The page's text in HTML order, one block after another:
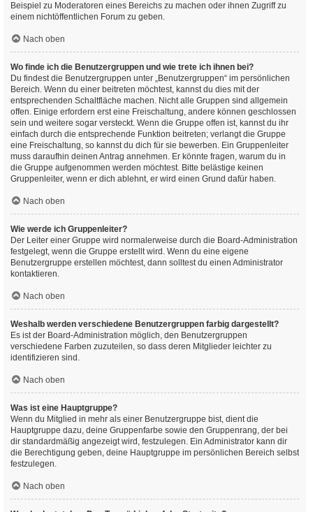
Beispiel zu Moderatoren eines Bereichs zu machen oder ihnen Zugriff zu
einem nichtöffentlichen Forum zu geben.
Nach oben
Wo finde ich die Benutzergruppen und wie trete ich ihnen bei?
Du findest die Benutzergruppen unter „Benutzergruppen“ im persönlichen
Bereich. Wenn du einer beitreten möchtest, kannst du dies mit der
entsprechenden Schaltfläche machen. Nicht alle Gruppen sind allgemein
offen. Einige erfordern erst eine Freischaltung, andere können geschlossen
sein und weitere sogar versteckt. Wenn die Gruppe offen ist, kannst du ihr
einfach durch die entsprechende Funktion beitreten; verlangt die Gruppe
eine Freischaltung, so kannst du dich für sie bewerben. Ein Gruppenleiter
muss daraufhin deinen Antrag annehmen. Er könnte fragen, warum du in
die Gruppe aufgenommen werden möchtest. Bitte belästige keinen
Gruppenleiter, wenn er dich ablehnt, er wird einen Grund dafür haben.
Nach oben
Wie werde ich Gruppenleiter?
Der Leiter einer Gruppe wird normalerweise durch die Board-Administration
festgelegt, wenn die Gruppe erstellt wird. Wenn du eine eigene
Benutzergruppe erstellen möchtest, dann solltest du einen Administrator
kontaktieren.
Nach oben
Weshalb werden verschiedene Benutzergruppen farbig dargestellt?
Es ist der Board-Administration möglich, den Benutzergruppen
verschiedene Farben zuzuteilen, so dass deren Mitglieder leichter zu
identifizieren sind.
Nach oben
Was ist eine Hauptgruppe?
Wenn du Mitglied in mehr als einer Benutzergruppe bist, dient die
Hauptgruppe dazu, deine Gruppenfarbe sowie den Gruppenrang, der bei
dir standardmäßig angezeigt wird, festzulegen. Ein Administrator kann dir
die Berechtigung geben, deine Hauptgruppe im persönlichen Bereich selbst
festzulegen.
Nach oben